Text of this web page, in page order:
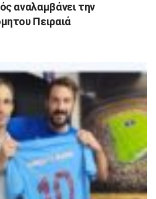
αναλαμβάνει την
Πειραιά